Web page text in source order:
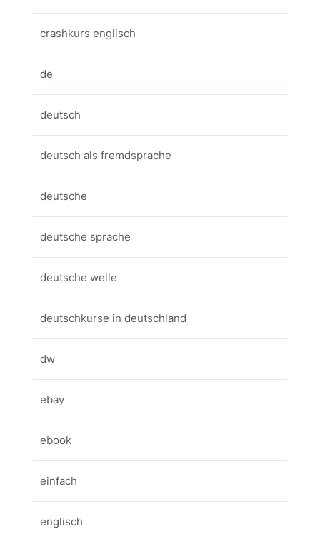
crashkurs englisch
de
deutsch
deutsch als fremdsprache
deutsche
deutsche sprache
deutsche welle
deutschkurse in deutschland
dw
ebay
ebook
einfach
englisch